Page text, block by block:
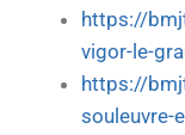
https://
vigor-le-
https://
souleuvre-